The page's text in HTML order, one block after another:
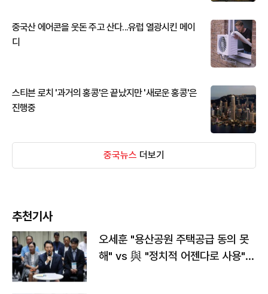
중국산 에어콘을 웃돈 주고 산다...유럽 열광시킨 메이
디
스티븐 로치 '과거의 홍콩'은 끝났지만 '새로운 홍콩'은
진행중
중국뉴스 더보기
추천기사
오세훈 "용산공원 주택공급 동의 못
해" vs 與 "정치적 어젠다로 사용"